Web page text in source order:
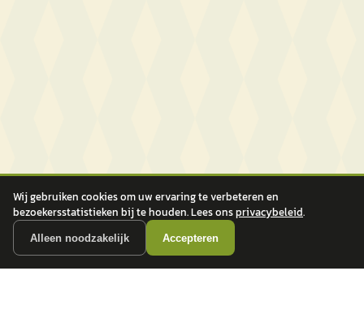
Wij gebruiken cookies om uw ervaring te verbeteren en
bezoekersstatistieken bij te houden. Lees onsprivacybeleid.
Alleen noodzakelijk Accepteren